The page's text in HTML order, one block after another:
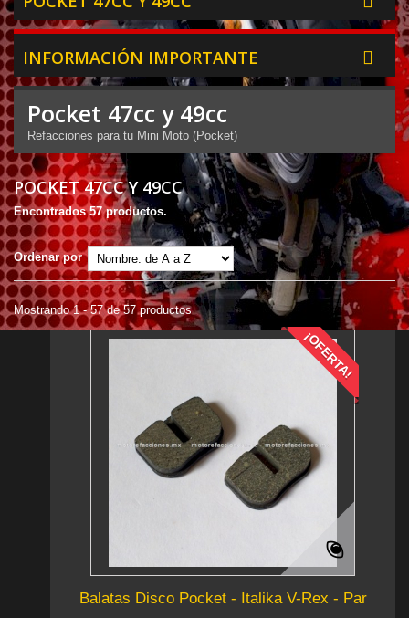
INFORMACIÓN IMPORTANTE
Pocket 47cc y 49cc
Refacciones para tu Mini Moto (Pocket)
POCKET 47CC Y 49CC
Encontrados 57 productos.
Ordenar por
Mostrando 1 - 57 de 57 productos
¡OFERTA!
Balatas Disco Pocket - Italika V-Rex - Par